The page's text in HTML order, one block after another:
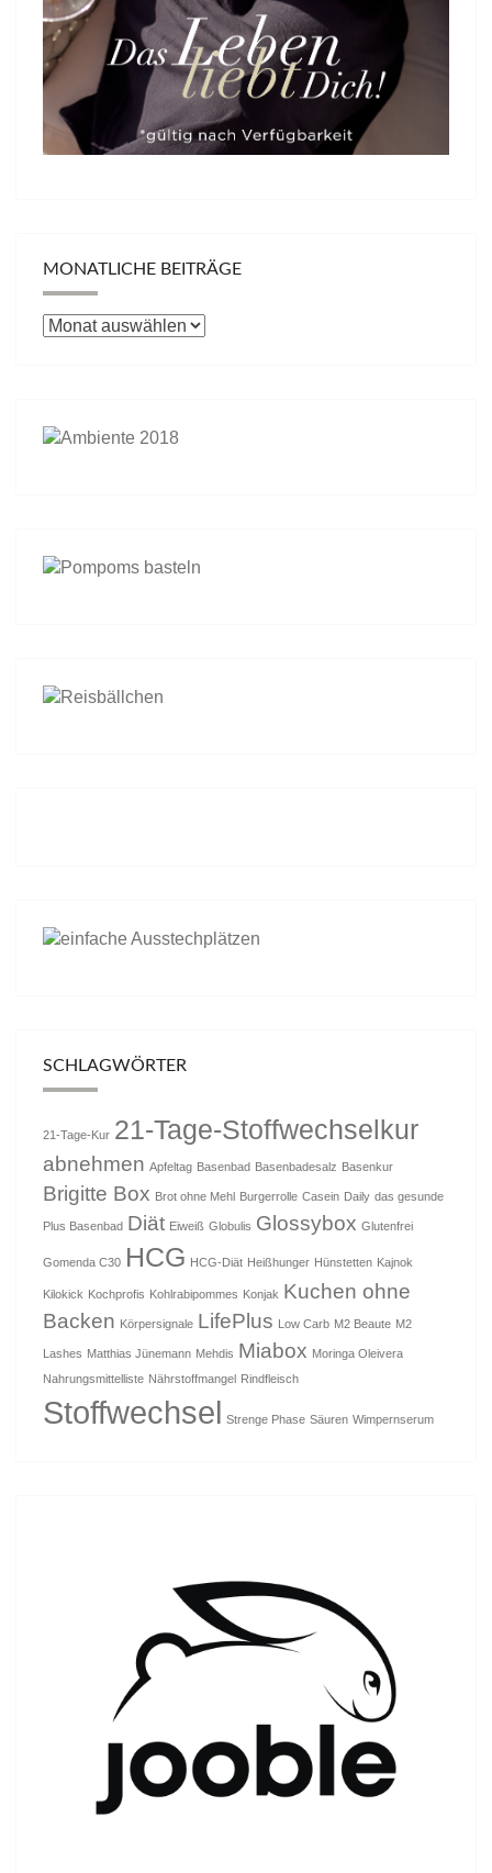
MONATLICHE BEITRÄGE
Monatliche
SCHLAGWÖRTER
21-Tage-Kur 21-Tage-Stoffwechselkur
abnehmen Apfeltag Basenbad Basenbadesalz Basenkur
Brigitte Box Brot ohne Mehl Burgerrolle Casein Daily das gesunde
Plus Basenbad Diät Eiweiß Globulis Glossybox Glutenfrei
Gomenda C30 HCG HCG-Diät Heißhunger Hünstetten Kajnok
Kilokick Kochprofis Kohlrabipommes Konjak Kuchen ohne
Backen Körpersignale LifePlus Low Carb M2 Beaute M2
Lashes Matthias Jünemann Mehdis Miabox Moringa Oleivera
Nahrungsmittelliste Nährstoffmangel Rindfleisch
Stoffwechsel Strenge Phase Säuren Wimpernserum